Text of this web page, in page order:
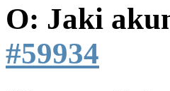
O: Jaki
#59934